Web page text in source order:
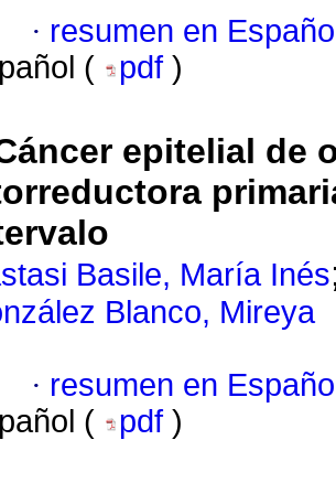
· resumen en
(
pdf )
epitelial de
Basile, María Inés
Blanco, Mireya
· resumen en
(
pdf )